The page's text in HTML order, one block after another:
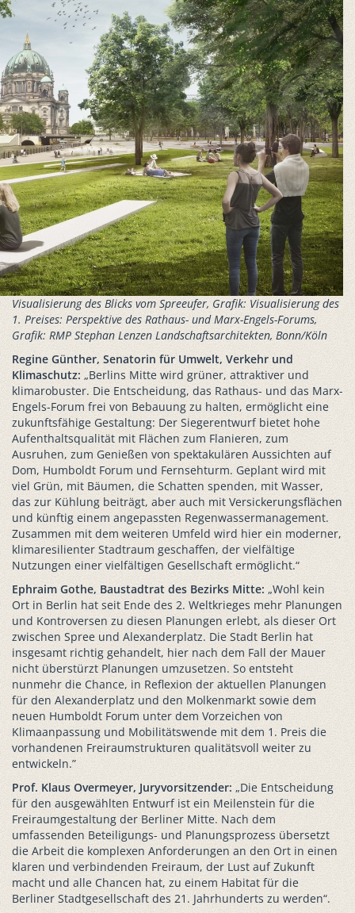
Visualisierung des Blicks vom Spreeufer, Grafik: Visualisierung des
1. Preises: Perspektive des Rathaus- und Marx-Engels-Forums,
Grafik: RMP Stephan Lenzen Landschaftsarchitekten, Bonn/Köln
Regine Günther, Senatorin für Umwelt, Verkehr und
Klimaschutz: „Berlins Mitte wird grüner, attraktiver und
klimarobuster. Die Entscheidung, das Rathaus- und das Marx-
Engels-Forum frei von Bebauung zu halten, ermöglicht eine
zukunftsfähige Gestaltung: Der Siegerentwurf bietet hohe
Aufenthaltsqualität mit Flächen zum Flanieren, zum
Ausruhen, zum Genießen von spektakulären Aussichten auf
Dom, Humboldt Forum und Fernsehturm. Geplant wird mit
viel Grün, mit Bäumen, die Schatten spenden, mit Wasser,
das zur Kühlung beiträgt, aber auch mit Versickerungsflächen
und künftig einem angepassten Regenwassermanagement.
Zusammen mit dem weiteren Umfeld wird hier ein moderner,
klimaresilienter Stadtraum geschaffen, der vielfältige
Nutzungen einer vielfältigen Gesellschaft ermöglicht.“
Ephraim Gothe, Baustadtrat des Bezirks Mitte: „Wohl kein
Ort in Berlin hat seit Ende des 2. Weltkrieges mehr Planungen
und Kontroversen zu diesen Planungen erlebt, als dieser Ort
zwischen Spree und Alexanderplatz. Die Stadt Berlin hat
insgesamt richtig gehandelt, hier nach dem Fall der Mauer
nicht überstürzt Planungen umzusetzen. So entsteht
nunmehr die Chance, in Reflexion der aktuellen Planungen
für den Alexanderplatz und den Molkenmarkt sowie dem
neuen Humboldt Forum unter dem Vorzeichen von
Klimaanpassung und Mobilitätswende mit dem 1. Preis die
vorhandenen Freiraumstrukturen qualitätsvoll weiter zu
entwickeln.”
Prof. Klaus Overmeyer, Juryvorsitzender: „Die Entscheidung
für den ausgewählten Entwurf ist ein Meilenstein für die
Freiraumgestaltung der Berliner Mitte. Nach dem
umfassenden Beteiligungs- und Planungsprozess übersetzt
die Arbeit die komplexen Anforderungen an den Ort in einen
klaren und verbindenden Freiraum, der Lust auf Zukunft
macht und alle Chancen hat, zu einem Habitat für die
Berliner Stadtgesellschaft des 21. Jahrhunderts zu werden“.